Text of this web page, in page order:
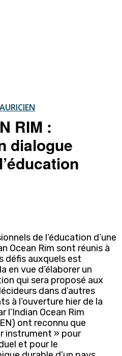
RIM :
dialogue
de l’éducation d’une
Ocean Rim sont réunis à
défis auxquels est
en vue d’élaborer un
qui sera proposé aux
dans d’autres
à l’ouverture hier de la
l’Indian Ocean Rim
ont reconnu que
instrument » pour
et pour le